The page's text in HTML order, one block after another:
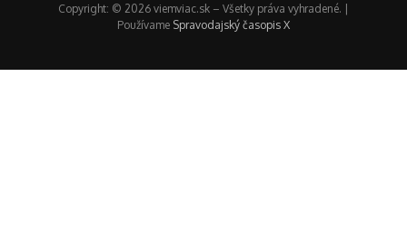
Copyright: © 2026 viemviac.sk – Všetky práva vyhradené. |
Používame Spravodajský časopis X